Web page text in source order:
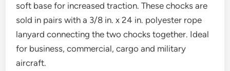
soft base for increased traction. These chocks are
sold in pairs with a 3/8 in. x 24 in. polyester rope
lanyard connecting the two chocks together. Ideal
for business, commercial, cargo and military
aircraft.